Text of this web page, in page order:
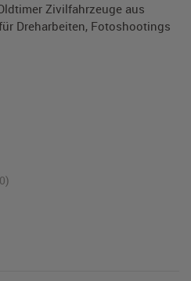
Zivilfahrzeuge aus
Dreharbeiten, Fotoshootings